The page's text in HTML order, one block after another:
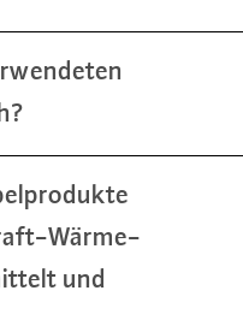
Wärme-
und